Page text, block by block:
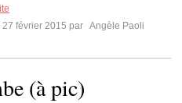
27 février 2015 par Angèle Paoli
(à pic)